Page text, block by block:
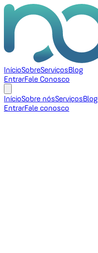
InícioSobreServiçosBlog
EntrarFale Conosco
InícioSobre nósServiçosBlog
EntrarFale conosco